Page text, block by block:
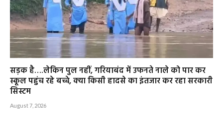
सड़क है….लेकिन पुल नहीं, गरियाबंद में उफनते नाले को पार कर
स्कूल पहुंच रहे बच्चे, क्या किसी हादसे का इंतजार कर रहा सरकारी
सिस्टम
August 7, 2026